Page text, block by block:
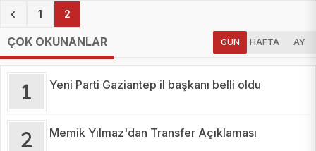
1 2(current)
ÇOK OKUNANLAR GÜN HAFTA AY
Yeni Parti Gaziantep il başkanı belli oldu
Memik Yılmaz'dan Transfer Açıklaması